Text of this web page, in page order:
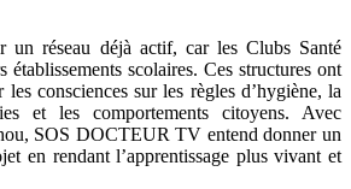
un réseau déjà actif, car les Clubs Santé
établissements scolaires. Ces structures ont
consciences sur les règles d’hygiène, la
et les comportements citoyens. Avec
SOS DOCTEUR TV entend donner un
en rendant l’apprentissage plus vivant et